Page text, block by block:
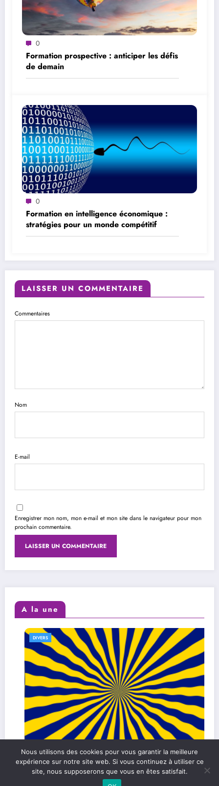
0
Formation prospective : anticiper les défis
de demain
0
Formation en intelligence économique :
stratégies pour un monde compétitif
LAISSER UN COMMENTAIRE
Commentaires
Nom
E-mail
Enregistrer mon nom, mon e-mail et mon site dans le navigateur pour mon
prochain commentaire.
A la une
DIVERS
L’efficacité au quotidien : comment
l’améliorer dans sa vie personnelle et
Nous utilisons des cookies pour vous garantir la meilleure
expérience sur notre site web. Si vous continuez à utiliser ce
site, nous supposerons que vous en êtes satisfait.